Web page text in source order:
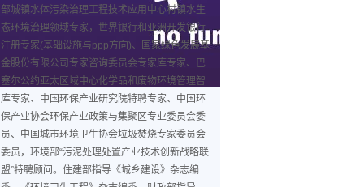
部城镇水体污染治理工程技术应用中心村镇水生
态环境治理领域专家，世界银行和亚洲开发银行
注册专家(基础设施与ppp方向)、国家绿色发展基
金股份有限公司专家咨询委员会专家库专家、巴
塞尔公约亚太区域中心化学品和废物环境管理智
库专家、中国环保产业研究院特聘专家、中国环
保产业协会环保产业政策与集聚区专业委员会委
员、中国城市环境卫生协会垃圾焚烧专家委员会
委员，环境部“污泥处理处置产业技术创新战略联
盟”特聘顾问。住建部指导《城乡建设》杂志编